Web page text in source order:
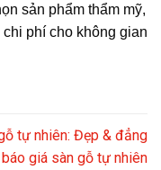
sản phẩm thẩm mỹ,
phí cho không gian
tự nhiên: Đẹp & đẳng
giá sàn gỗ tự nhiên